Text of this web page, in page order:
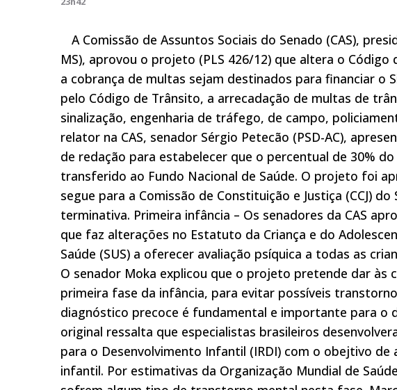
A Comissão de Assuntos Sociais do Senado (CAS),
MS), aprovou o projeto (PLS 426/12) que altera o
a cobrança de multas sejam destinados para financiar o
pelo Código de Trânsito, a arrecadação de multas de
sinalização, engenharia de tráfego, de campo,
relator na CAS, senador Sérgio Petecão (PSD-AC),
de redação para estabelecer que o percentual de 30%
transferido ao Fundo Nacional de Saúde. O projeto foi
segue para a Comissão de Constituição e Justiça (CCJ)
terminativa. Primeira infância – Os senadores da CAS
que faz alterações no Estatuto da Criança e do
Saúde (SUS) a oferecer avaliação psíquica a todas as
O senador Moka explicou que o projeto pretende dar às
primeira fase da infância, para evitar possíveis
diagnóstico precoce é fundamental e importante para o
original ressalta que especialistas brasileiros
para o Desenvolvimento Infantil (IRDI) com o obejtivo
infantil. Por estimativas da Organização Mundial de